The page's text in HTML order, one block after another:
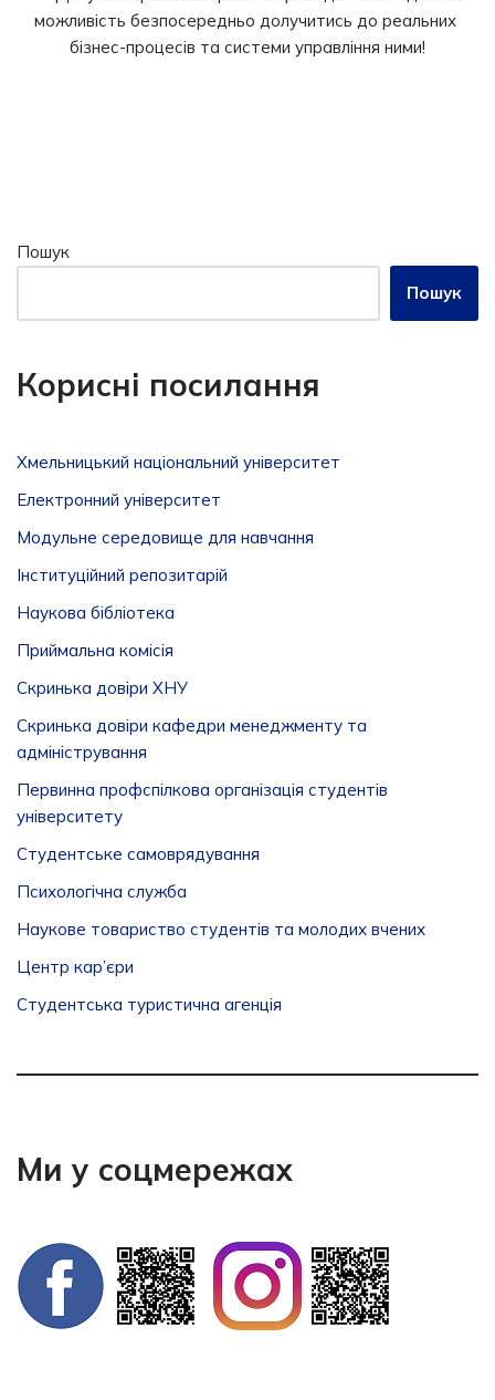
можливість безпосередньо долучитись до реальних
бізнес-процесів та системи управління ними!
Пошук
Пошук
Корисні посилання
Хмельницький національний університет
Електронний університет
Модульне середовище для навчання
Інституційний репозитарій
Наукова бібліотека
Приймальна комісія
Скринька довіри ХНУ
Скринька довіри кафедри менеджменту та
адміністрування
Первинна профспілкова організація студентів
університету
Студентське самоврядування
Психологічна служба
Наукове товариство студентів та молодих вчених
Центр кар’єри
Студентська туристична агенція
Ми у соцмережах